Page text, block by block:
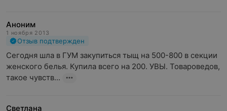
Аноним
1 ноября 2013
Отзыв подтвержден
Сегодня шла в ГУМ закупиться тыщ на 500-800 в секции
женского белья. Купила всего на 200. УВЫ. Товароведов,
такое чувств...
Светлана